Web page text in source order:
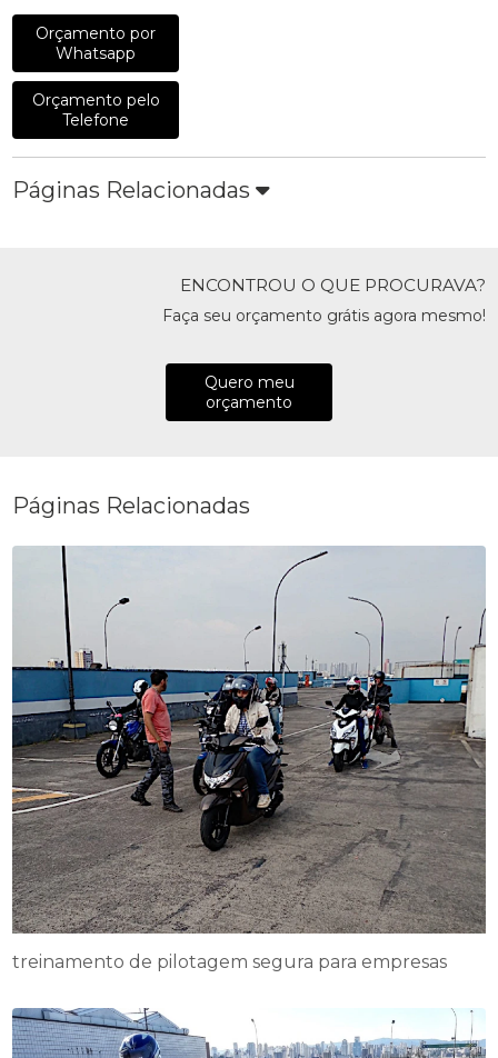
Orçamento por
Whatsapp
Orçamento pelo
Telefone
Páginas Relacionadas
ENCONTROU O QUE PROCURAVA?
Faça seu orçamento grátis agora mesmo!
Quero meu
orçamento
Páginas Relacionadas
treinamento de pilotagem segura para empresas